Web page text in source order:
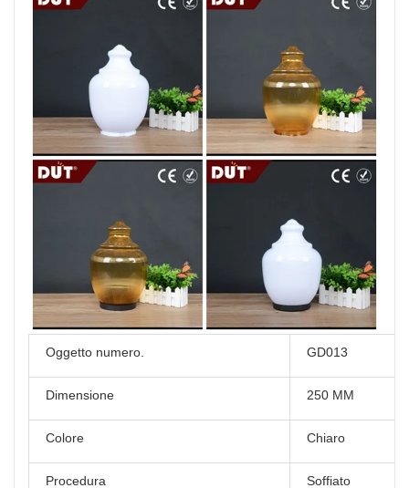
Oggetto numero. GD013
Dimensione 250 MM
Colore Chiaro
Procedura Soffiato